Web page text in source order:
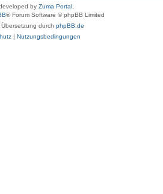
by Zuma Portal ,
® Forum Software © phpBB Limited
durch phpBB.de
| Nutzungsbedingungen